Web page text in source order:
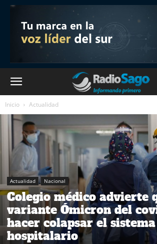
Inicio Actualidad
Actualidad Nacional
Colegio médico advierte
variante Ómicron del
hacer colapsar el sistema
hospitalario